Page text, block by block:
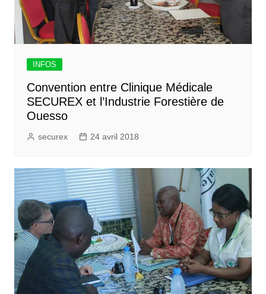
INFOS
Convention entre Clinique Médicale
SECUREX et l’Industrie Forestière de
Ouesso
securex 24 avril 2018